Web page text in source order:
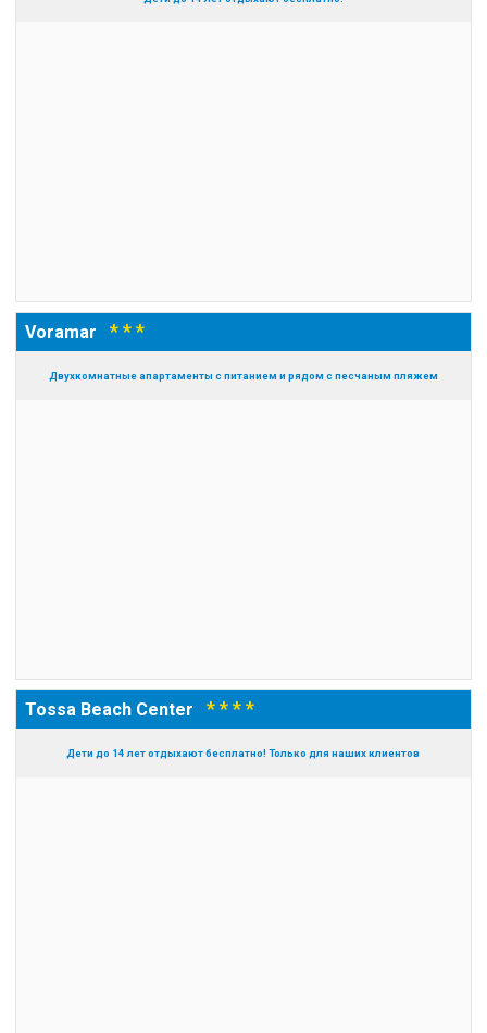
Voramar* * *
Двухкомнатные апартаменты с питанием и рядом с песчаным пляжем
Tossa Beach Center* * * *
Дети до 14 лет отдыхают бесплатно! Только для наших клиентов